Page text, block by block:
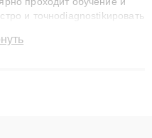
и точноdiagnostikировать
случаи: от замены